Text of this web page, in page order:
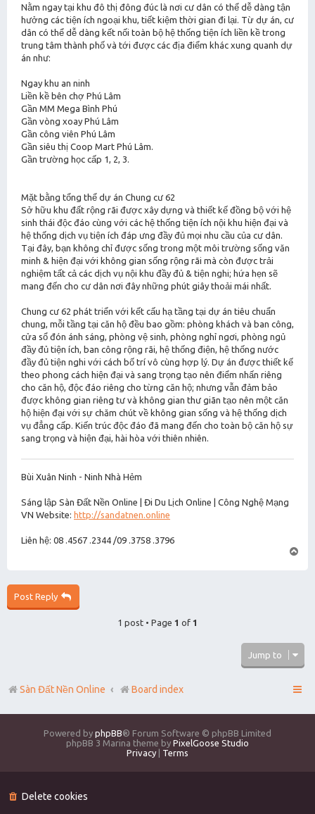
Nằm ngay tại khu đô thị đông đúc là nơi cư dân có thể dễ dàng tận
hưởng các tiện ích ngoại khu, tiết kiệm thời gian đi lại. Từ dự án, cư
dân có thể dễ dàng kết nối toàn bộ hệ thống tiện ích liền kề trong
trung tâm thành phố và tới được các địa điểm khác xung quanh dự
án như:
Ngay khu an ninh
Liền kề bên chợ Phú Lâm
Gần MM Mega Bình Phú
Gần vòng xoay Phú Lâm
Gần công viên Phú Lâm
Gần siêu thị Coop Mart Phú Lâm.
Gần trường học cấp 1, 2, 3.
Mặt bằng tổng thể dự án Chung cư 62
Sở hữu khu đất rộng rãi được xây dựng và thiết kế đồng bộ với hệ
sinh thái độc đáo cùng với các hệ thống tiện ích nội khu hiện đại và
hệ thống dịch vụ tiện ích đáp ưng đầy đủ mọi nhu cầu của cư dân.
Tại đây, bạn không chỉ được sống trong một môi trường sống văn
minh & hiện đại với không gian sống rộng rãi mà còn được trải
nghiệm tất cả các dịch vụ nội khu đầy đủ & tiện nghi; hứa hẹn sẽ
mang đến cho cư dân nơi đây những phút giây thoải mái nhất.
Chung cư 62 phát triển với kết cấu hạ tầng tại dự án tiêu chuẩn
chung, mỗi tầng tại căn hộ đều bao gồm: phòng khách và ban công,
cửa sổ đón ánh sáng, phòng vệ sinh, phòng nghỉ ngơi, phòng ngủ
đầy đủ tiện ích, ban công rộng rãi, hệ thống điện, hệ thống nước
đầy đủ tiện nghi với cách bố trí vô cùng hợp lý. Dự án được thiết kế
theo phong cách hiện đại và sang trọng tạo nên điểm nhấn riêng
cho căn hộ, độc đáo riêng cho từng căn hộ; nhưng vẫn đảm bảo
được không gian riêng tư và không gian thư giãn tạo nên một căn
hộ hiện đại với sự chăm chút về không gian sống và hệ thống dịch
vụ đẳng cấp. Kiến ​​trúc độc đáo đã mang đến cho toàn bộ căn hộ sự
sang trọng và hiện đại, hài hòa với thiên nhiên.
Bùi Xuân Ninh - Ninh Nhà Hẻm
Sáng lập Sàn Đất Nền Online | Đi Du Lịch Online | Công Nghệ Mạng
VN Website: http://sandatnen.online
Liên hệ: 08 .4567 .2344 /09 .3758 .3796
Post Reply
1 post • Page 1 of 1
Jump to
Sàn Đất Nền Online Board index
Powered by phpBB® Forum Software © phpBB Limited
phpBB 3 Marina theme by PixelGoose Studio
Privacy
Terms
Delete cookies